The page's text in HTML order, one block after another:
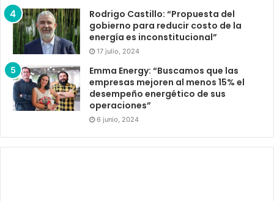
Rodrigo Castillo: “Propuesta del
gobierno para reducir costo de la
energía es inconstitucional”
17 julio, 2024
Emma Energy: “Buscamos que las
empresas mejoren al menos 15% el
desempeño energético de sus
operaciones”
6 junio, 2024